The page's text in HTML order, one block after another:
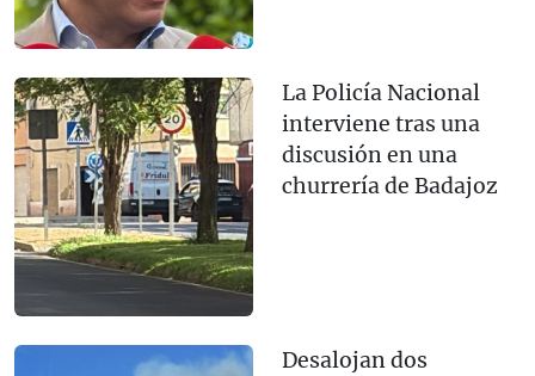
La Policía Nacional
interviene tras una
discusión en una
churrería de Badajoz
Desalojan dos